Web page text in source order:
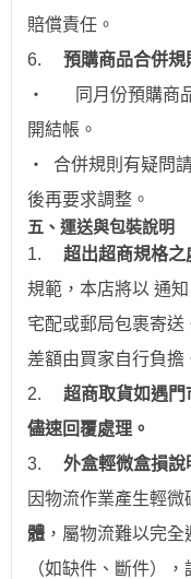
賠償責任。
6.
預購商品合併規
‧
同月份預購商
開結帳。
‧ 合併規則有疑問
後再要求調整。
五、運送與包裝說明
1.
超出超商規格之
規範，本店將以 通
宅配或郵局包裹寄
差額由買家自行負擔
2.
超商取貨如遇
儘速回覆處理。
3.
外盒輕微盒損說
因物流作業產生輕
體 ，屬物流難以完
（如缺件、斷件）